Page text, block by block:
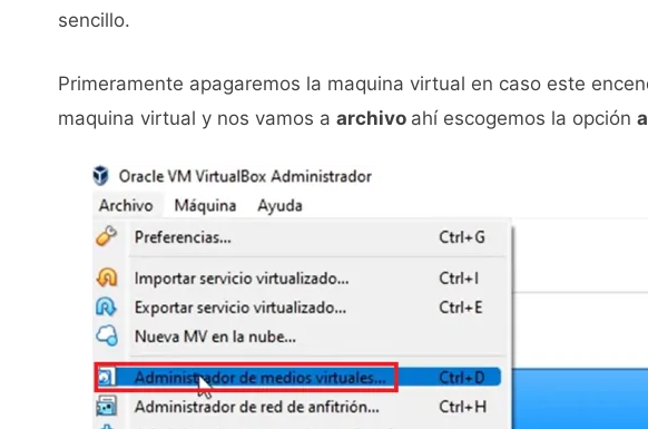
sencillo.
Primeramente apagaremos la maquina virtual en caso este
maquina virtual y nos vamos a archivo ahí escogemos la opción